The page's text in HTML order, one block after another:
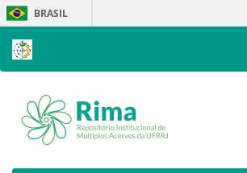
Skip
navigation
BRASIL